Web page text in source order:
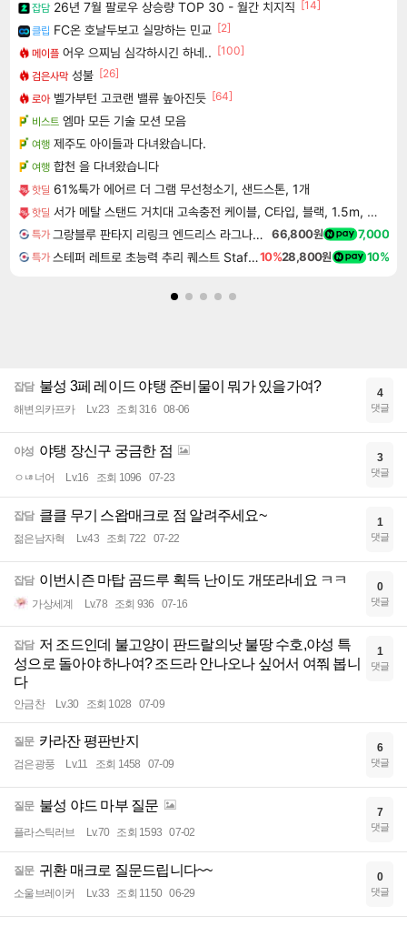
잡담 26년 7월 팔로우 상승량 TOP 30 - 월간 치지직 [14]
클립 FC온 호날두보고 실망하는 민교 [2]
메이플 어우 으찌님 심각하시긴 하네.. [100]
검은사막 성불 [26]
로아 벨가부턴 고코랜 밸류 높아진듯 [64]
비스트 엠마 모든 기술 모션 모음
여행 제주도 아이들과 다녀왔습니다.
여행 합천 을 다녀왔습니다
핫딜 61%툭가 에어르 더 그램 무선청소기, 샌드스톤, 1개
핫딜 서가 메탈 스탠드 거치대 고속충전 케이블, C타입, 블랙, 1.5m, 2개
특가 그랑블루 판타지 리링크 엔드리스 라그나로크 Granblue Fantasy Relink Endless Ragnarok 66,800원 7,000
특가 스테퍼 레트로 초능력 추리 퀘스트 Staffer Retro A Supernatural Mystery Quest10%28,800원 10%
잡담 불성 3페 레이드 야탱 준비물이 뭐가 있을가여?
해변의카프카 Lv.23 조회 316 08-06
4
댓글
야성 야탱 장신구 궁금한 점
ㅇㄶ너어 Lv.16 조회 1096 07-23
3
댓글
잡담 클클 무기 스왑매크로 점 알려주세요~
젊은남자혁 Lv.43 조회 722 07-22
1
댓글
잡담 이번시즌 마탑 곰드루 획득 난이도 개또라네요 ㅋㅋ
가상세계 Lv.78 조회 936 07-16
0
댓글
잡담 저 조드인데 불고양이 판드랄의낫 불땅 수호,야성 특
성으로 돌아야 하나여? 조드라 안나오나 싶어서 여쭤 봅니
다
안금찬 Lv.30 조회 1028 07-09
1
댓글
질문 카라잔 평판반지
검은광풍 Lv.11 조회 1458 07-09
6
댓글
질문 불성 야드 마부 질문
플라스틱러브 Lv.70 조회 1593 07-02
7
댓글
질문 귀환 매크로 질문드립니다~~
소울브레이커 Lv.33 조회 1150 06-29
0
댓글